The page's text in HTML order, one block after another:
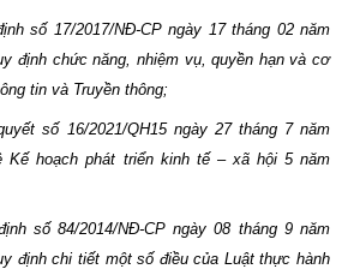
số 17/2017/NĐ-CP ngày 17 tháng 02 năm
định chức năng, nhiệm vụ, quyền hạn và cơ
tin và Truyền thông;
số 16/2021/QH15 ngày 27 tháng 7 năm
Kế hoạch phát triển kinh tế – xã hội 5 năm
số 84/2014/NĐ-CP ngày 08 tháng 9 năm
định chi tiết một số điều của Luật thực hành